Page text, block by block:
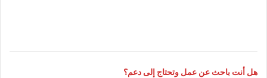
هل أنت باحث عن عمل وتحتاج إلى دعم؟